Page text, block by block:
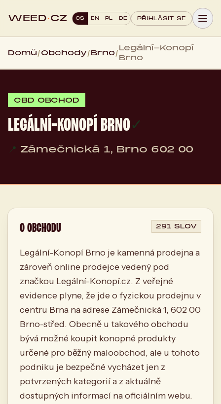
WEED·CZ CS EN PL DE PŘIHLÁSIT SE
Domů/Obchody/Brno/
Legální-Konopí
Brno
CBD OBCHOD
LEGÁLNÍ-KONOPÍ BRNO✓
📍 Zámečnická 1, Brno 602 00
O OBCHODU 291 SLOV
Legální-Konopí Brno je kamenná prodejna a
zároveň online prodejce vedený pod
značkou Legální-Konopí.cz. Z veřejné
evidence plyne, že jde o fyzickou prodejnu v
centru Brna na adrese Zámečnická 1, 602 00
Brno-střed. Obecně u takového obchodu
bývá možné koupit konopné produkty
určené pro běžný maloobchod, ale u tohoto
podniku je bezpečné vycházet jen z
potvrzených kategorií a z aktuálně
dostupných informací na oficiálním webu.